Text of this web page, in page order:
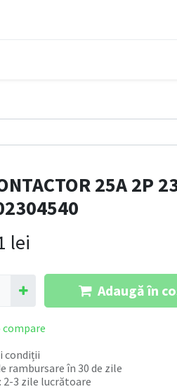
25A 2P
lei
Adaugă în
compare
condiții
rambursare în 30 de zile
2-3 zile lucrătoare